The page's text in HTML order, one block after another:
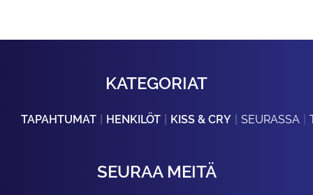
KATEGORIAT
TAPAHTUMAT HENKILÖT KISS & CRY SEURASSA
SEURAA MEITÄ